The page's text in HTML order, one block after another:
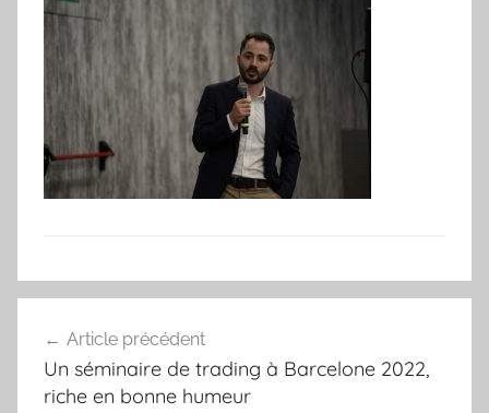
de
l’article
Article précédent
Un séminaire de trading à Barcelone 2022,
riche en bonne humeur